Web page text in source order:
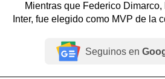
Mientras que Federico Dimarco,
Inter, fue elegido como MVP de la
Seguinos en